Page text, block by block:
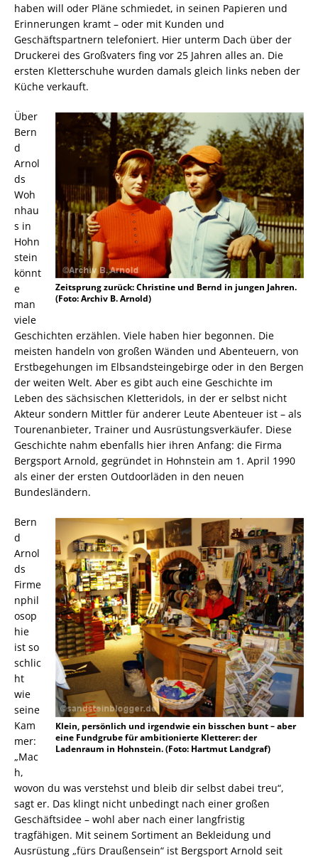
haben will oder Pläne schmiedet, in seinen Papieren und
Erinnerungen kramt – oder mit Kunden und
Geschäftspartnern telefoniert. Hier unterm Dach über der
Druckerei des Großvaters fing vor 25 Jahren alles an. Die
ersten Kletterschuhe wurden damals gleich links neben der
Küche verkauft.
Zeitsprung zurück: Christine und Bernd in jungen Jahren.
(Foto: Archiv B. Arnold)
Über
Bern
d
Arnol
ds
Woh
nhau
s in
Hohn
stein
könnt
e
man
viele
Geschichten erzählen. Viele haben hier begonnen. Die
meisten handeln von großen Wänden und Abenteuern, von
Erstbegehungen im Elbsandsteingebirge oder in den Bergen
der weiten Welt. Aber es gibt auch eine Geschichte im
Leben des sächsischen Kletteridols, in der er selbst nicht
Akteur sondern Mittler für anderer Leute Abenteuer ist – als
Tourenanbieter, Trainer und Ausrüstungsverkäufer. Diese
Geschichte nahm ebenfalls hier ihren Anfang: die Firma
Bergsport Arnold, gegründet in Hohnstein am 1. April 1990
als einer der ersten Outdoorläden in den neuen
Bundesländern.
Klein, persönlich und irgendwie ein bisschen bunt – aber
eine Fundgrube für ambitionierte Kletterer: der
Ladenraum in Hohnstein. (Foto: Hartmut Landgraf)
Bern
d
Arnol
ds
Firme
nphil
osop
hie
ist so
schlic
ht
wie
seine
Kam
mer:
„Mac
h,
wovon du was verstehst und bleib dir selbst dabei treu“,
sagt er. Das klingt nicht unbedingt nach einer großen
Geschäftsidee – wohl aber nach einer langfristig
tragfähigen. Mit seinem Sortiment an Bekleidung und
Ausrüstung „fürs Draußensein“ ist Bergsport Arnold seit